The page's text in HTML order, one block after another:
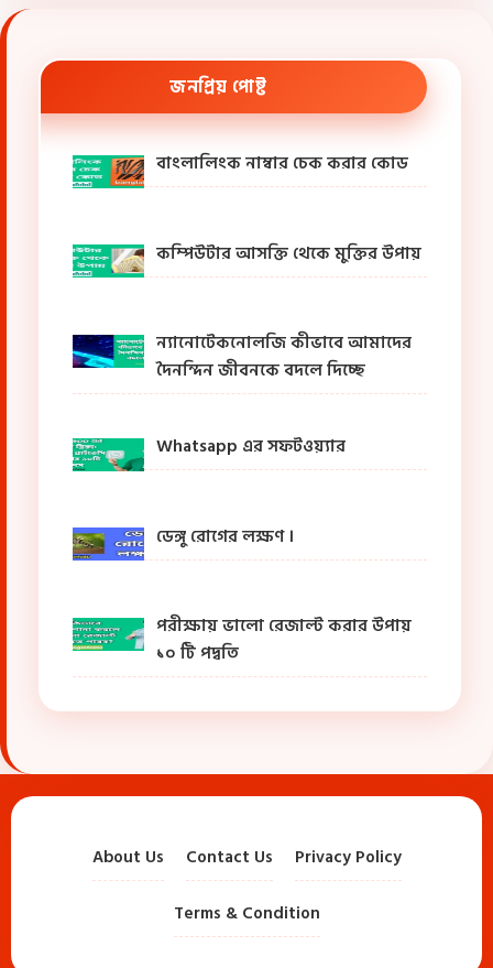
জনপ্রিয় পোষ্ট
বাংলালিংক নাম্বার চেক করার কোড
কম্পিউটার আসক্তি থেকে মুক্তির উপায়
ন্যানোটেকনোলজি কীভাবে আমাদের
দৈনন্দিন জীবনকে বদলে দিচ্ছে
Whatsapp এর সফটওয়্যার
ডেঙ্গু রোগের লক্ষণ ।
পরীক্ষায় ভালো রেজাল্ট করার উপায়
১০ টি পদ্বতি
About Us Contact Us Privacy Policy
Terms & Condition